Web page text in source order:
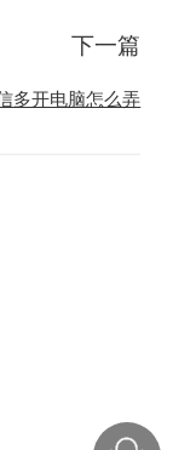
下一篇
多开电脑怎么弄